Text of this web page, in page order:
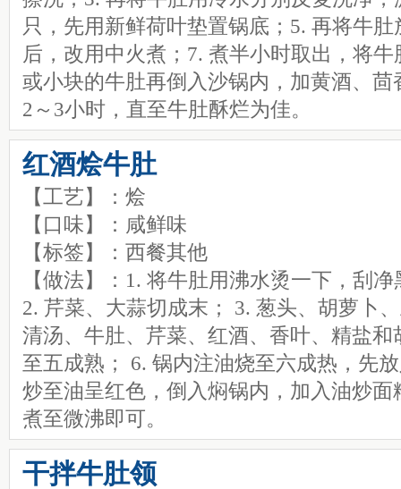
只，先用新鲜荷叶垫置锅底；5. 再将牛
后，改用中火煮；7. 煮半小时取出，将
或小块的牛肚再倒入沙锅内，加黄酒、
2～3小时，直至牛肚酥烂为佳。
红酒烩牛肚
【工艺】：烩
【口味】：咸鲜味
【标签】：西餐其他
【做法】：1. 将牛肚用沸水烫一下，刮
2. 芹菜、大蒜切成末； 3. 葱头、胡萝卜
清汤、牛肚、芹菜、红酒、香叶、精盐
至五成熟； 6. 锅内注油烧至六成热，先
炒至油呈红色，倒入焖锅内，加入油炒
煮至微沸即可。
干拌牛肚领